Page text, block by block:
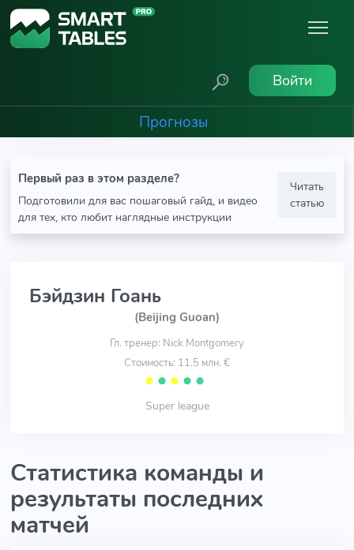
Войти
Прогнозы
Первый раз в этом разделе?
Подготовили для вас пошаговый гайд, и видео
для тех, кто любит наглядные инструкции
Читать
статью
Бэйдзин Гоань
(Beijing Guoan)
Гл. тренер: Nick Montgomery
Стоимость: 11.5 млн. €
⬤ ⬤ ⬤ ⬤ ⬤
Super league
Статистика команды и
результаты последних
матчей